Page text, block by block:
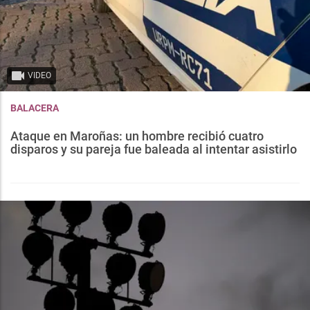
VIDEO
BALACERA
Ataque en Maroñas: un hombre recibió cuatro
disparos y su pareja fue baleada al intentar asistirlo